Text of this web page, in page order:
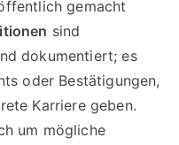
gemacht
sind
dokumentiert; es
oder Bestätigungen,
Karriere geben.
um mögliche